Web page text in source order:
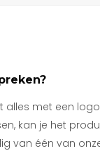
alles met een
kan je het
van één van